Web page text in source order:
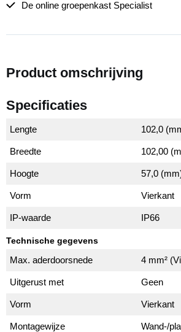
De online groepenkast Specialist
Product omschrijving
Specificaties
Lengte 102,0
Breedte 102,00
Hoogte 57,0
Vorm Vierkant
IP-waarde IP66
Technische gegevens
Max. aderdoorsnede 4 mm²
Uitgerust met Geen
Vorm Vierkant
Montagewijze Wand-/